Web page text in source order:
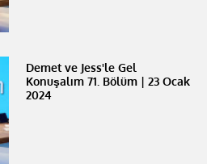
Demet ve Jess'le Gel
Konuşalım 71. Bölüm | 23 Ocak
2024